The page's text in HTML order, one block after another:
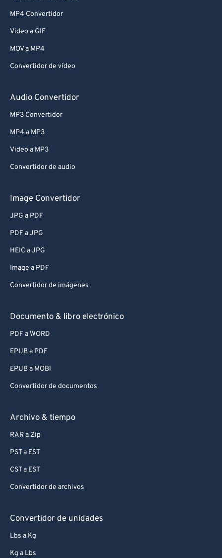
MP4 Convertidor
Video a GIF
MOV a MP4
Convertidor de vídeo
Audio Convertidor
MP3 Convertidor
MP4 a MP3
Video a MP3
Convertidor de audio
Image Convertidor
JPG a PDF
PDF a JPG
HEIC a JPG
Image a PDF
Convertidor de imágenes
Documento & libro electrónico
PDF a WORD
EPUB a PDF
EPUB a MOBI
Convertidor de documentos
Archivo & tiempo
RAR a Zip
PST a EST
CST a EST
Convertidor de archivos
Convertidor de unidades
Lbs a Kg
Kg a Lbs